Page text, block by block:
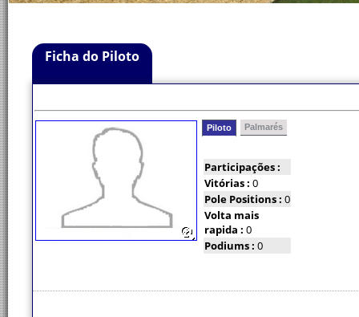
Ficha do Piloto
Piloto Palmarés
Participações :
Vitórias : 0
Pole Positions : 0
Volta mais
rapida : 0
Podiums : 0